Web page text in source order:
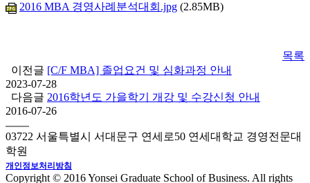
2016 MBA 경영사례분석대회.jpg (2.85MB)
목록
이전글 [C/F MBA] 졸업요건 및 심화과정 안내
2023-07-28
다음글 2016학년도 가을학기 개강 및 수강신청 안내
2016-07-26
03722 서울특별시 서대문구 연세로50 연세대학교 경영전문대
학원
개인정보처리방침
Copyright © 2016 Yonsei Graduate School of Business. All rights